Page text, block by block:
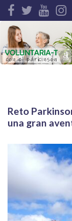
Reto
una gran